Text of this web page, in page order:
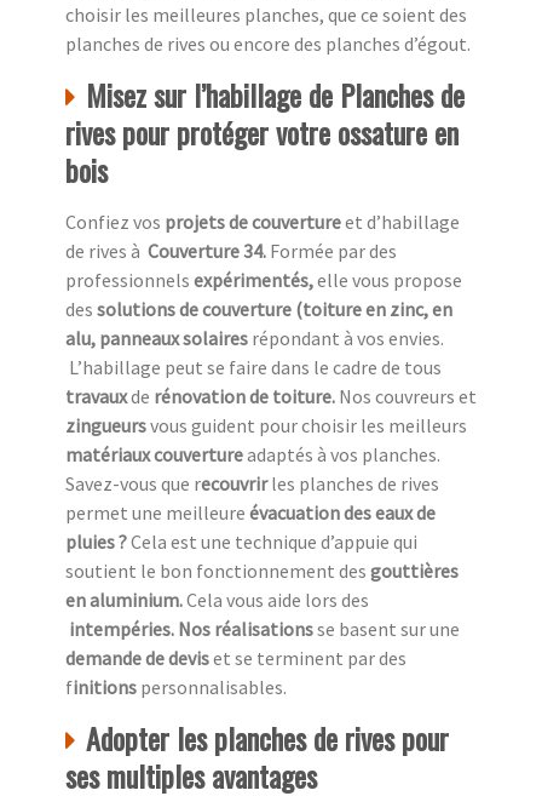
choisir les meilleures planches, que ce soient des
planches de rives ou encore des planches d’égout.
Misez sur l’habillage de Planches de
rives pour protéger votre ossature en
bois
Confiez vos projets de couvertureet d’habillage
de rives à Couverture 34. Formée par des
professionnels expérimentés,elle vous propose
des solutions de couverture (toiture en zinc, en
alu, panneaux solaires répondant à vos envies.
L’habillage peut se faire dans le cadre de tous
travauxde rénovation de toiture. Nos couvreurs et
zingueursvous guident pour choisir les meilleurs
matériaux couvertureadaptés à vos planches.
Savez-vous que recouvrirles planches de rives
permet une meilleure évacuation des eaux de
pluies ?Cela est une technique d’appuie qui
soutient le bon fonctionnement des gouttières
en aluminium.Cela vous aide lors des
intempéries. Nos réalisationsse basent sur une
demande de deviset se terminent par des
finitions personnalisables.
Adopter les planches de rives pour
ses multiples avantages